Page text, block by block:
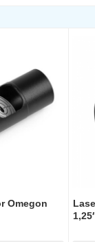
Omegon